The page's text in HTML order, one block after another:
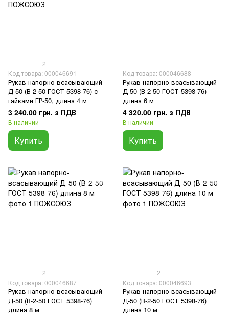
2
Код товара: 000046691
Рукав напорно-всасывающий
Д-50 (В-2-50 ГОСТ 5398-76) с
гайками ГР-50, длина 4 м
3 240.00 грн. з ПДВ
В наличии
Купить
Код товара: 000046688
Рукав напорно-всасывающий
Д-50 (В-2-50 ГОСТ 5398-76)
длина 6 м
4 320.00 грн. з ПДВ
В наличии
Купить
2
Код товара: 000046687
Рукав напорно-всасывающий
Д-50 (В-2-50 ГОСТ 5398-76)
длина 8 м
2
Код товара: 000046693
Рукав напорно-всасывающий
Д-50 (В-2-50 ГОСТ 5398-76)
длина 10 м